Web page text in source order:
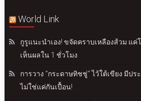
World Link
กูรูแนะนำเอง! ขจัดคราบเหลืองส้วม แค่
เห็นผลใน 1 ชั่วโมง
การวาง "กระดาษทิชชู่" ไว้ใต้เขียง มีปร
ไม่ใช่แค่กันเปื้อน!